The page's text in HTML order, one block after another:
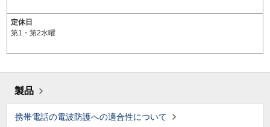
定休日
第1・第2水曜
製品
携帯電話の電波防護への適合性について